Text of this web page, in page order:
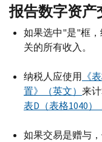
报告数字资产
如果选中"是"框
关的所有收入。
纳税人应使用 《
置》（英文） 来
表D （表格1040
如果交易是赠与